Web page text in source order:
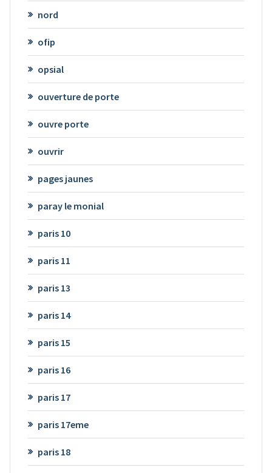
nord
ofip
opsial
ouverture de porte
ouvre porte
ouvrir
pages jaunes
paray le monial
paris 10
paris 11
paris 13
paris 14
paris 15
paris 16
paris 17
paris 17eme
paris 18